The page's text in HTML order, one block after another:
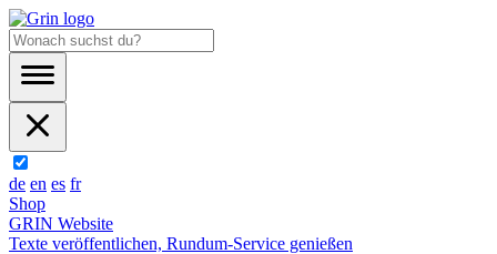
de en es fr
Shop
GRIN Website
Texte veröffentlichen, Rundum-Service genießen